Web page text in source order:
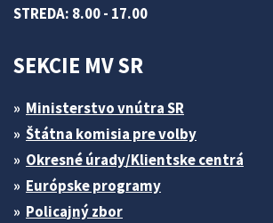
STREDA: 8.00 - 17.00
SEKCIE MV SR
Ministerstvo vnútra SR
Štátna komisia pre volby
Okresné úrady/Klientske centrá
Európske programy
Policajný zbor